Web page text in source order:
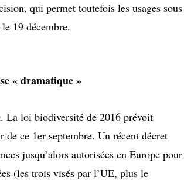
qui permet toutefois les usages sous
19 décembre.
« dramatique »
La loi biodiversité de 2016 prévoit
ce 1er septembre. Un récent décret
jusqu’alors autorisées en Europe pour
(les trois visés par l’UE, plus le